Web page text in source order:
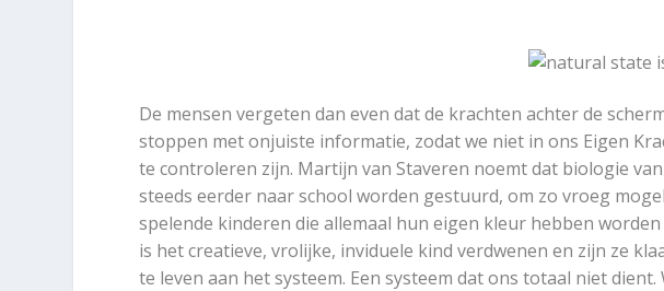
De mensen vergeten dan even dat de krachten achter de
stoppen met onjuiste informatie, zodat we niet in ons Eigen
te controleren zijn. Martijn van Staveren noemt dat biologie
steeds eerder naar school worden gestuurd, om zo vroeg
spelende kinderen die allemaal hun eigen kleur hebben
is het creatieve, vrolijke, inviduele kind verdwenen en zijn ze
te leven aan het systeem. Een systeem dat ons totaal niet